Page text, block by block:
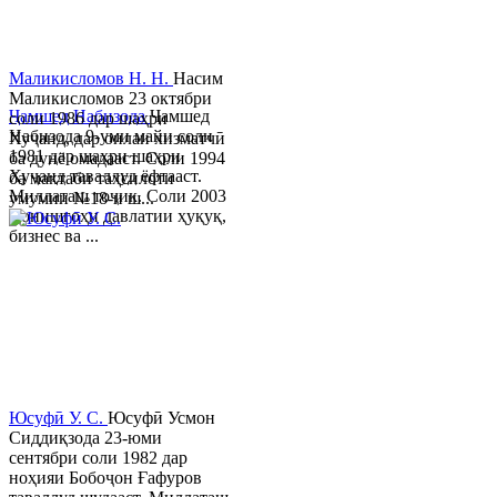
Ҷамшед НабизодаҶамшед
Набизода 9-уми майи соли
1981 дар шаҳри шаҳри
Хуҷанд таваллуд ёфтааст.
Миллаташ тоҷик. Соли 2003
Донишгоҳи давлатии ҳуқуқ,
бизнес ва ...
Маликисломов Н. Н. Насим
Маликисломов 23 октябри
соли 1986 дар шаҳри
Хуҷанд, дар оилаи хизматчӣ
ба дунё омадааст. Соли 1994
ба мактаби таҳсилоти
умумии №18-и ш...
Юсуфӣ У. C. Юсуфӣ Усмон
Сиддиқзода 23-юми
сентябри соли 1982 дар
ноҳияи Бобоҷон Ғафуров